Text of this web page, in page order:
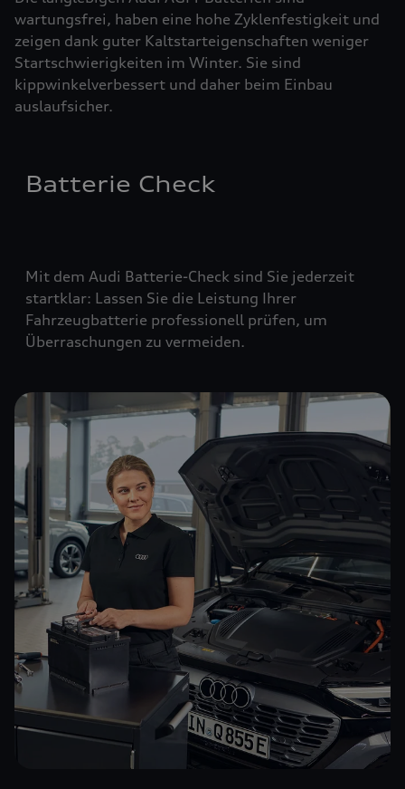
wartungsfrei, haben eine hohe Zyklenfestigkeit und
zeigen dank guter Kaltstarteigenschaften weniger
Startschwierigkeiten im Winter. Sie sind
kippwinkelverbessert und daher beim Einbau
auslaufsicher.
Batterie Check
Mit dem Audi Batterie-Check sind Sie jederzeit
startklar: Lassen Sie die Leistung Ihrer
Fahrzeugbatterie professionell prüfen, um
Überraschungen zu vermeiden.